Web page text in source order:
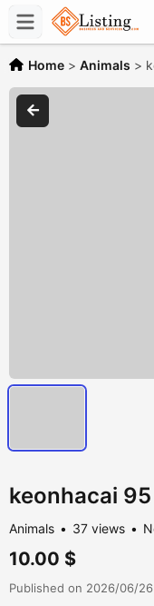
Home > Animals >
keonhacai
Animals 37 views
10.00 $
Published on 2026/06/26